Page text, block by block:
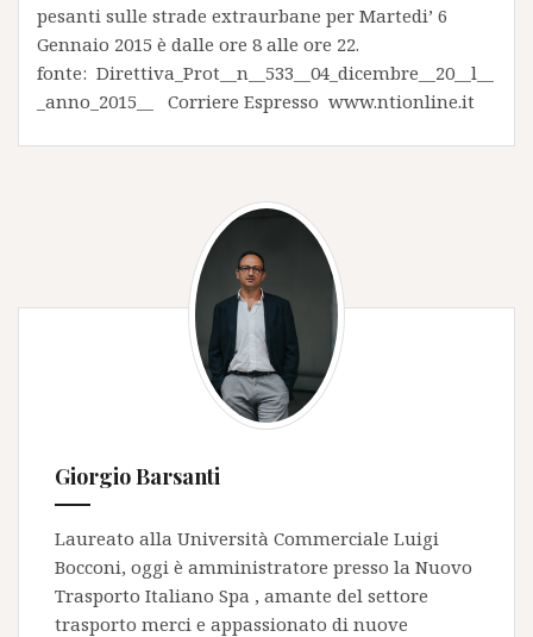
pesanti sulle strade extraurbane per Martedi’ 6
Gennaio 2015 è dalle ore 8 alle ore 22.
fonte: Direttiva_Prot__n__533__04_dicembre__20__l__
_anno_2015__ Corriere Espresso www.ntionline.it
Giorgio Barsanti
Laureato alla Università Commerciale Luigi
Bocconi, oggi è amministratore presso la Nuovo
Trasporto Italiano Spa , amante del settore
trasporto merci e appassionato di nuove